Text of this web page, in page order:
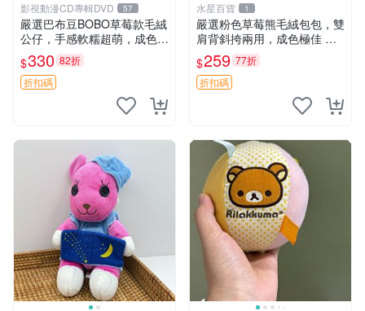
影視動漫CD專輯DVD 57
嚴選巴布豆BOBO草莓款毛絨
公仔，手感軟糯超萌，成色優
良適合作為收藏品或包包配
飾。可視頻確認詳情。 巴布
豆 BOBO 草莓 毛絨公仔 收藏
$330 82折
折扣碼
水星百貨 1
嚴選粉色草莓熊毛絨包包，雙
肩背斜挎兩用，成色極佳 精
準關鍵詞：草莓熊 包包 毛絨
$259 77折
折扣碼